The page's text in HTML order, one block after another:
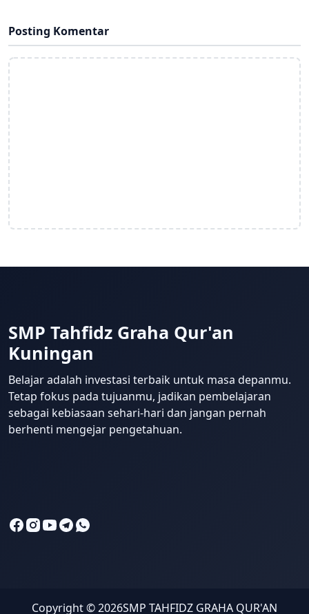
Posting Komentar
SMP Tahfidz Graha Qur'an
Kuningan
Belajar adalah investasi terbaik untuk masa depanmu.
Tetap fokus pada tujuanmu, jadikan pembelajaran
sebagai kebiasaan sehari-hari dan jangan pernah
berhenti mengejar pengetahuan.
Copyright ©2026SMP TAHFIDZ GRAHA QUR'AN